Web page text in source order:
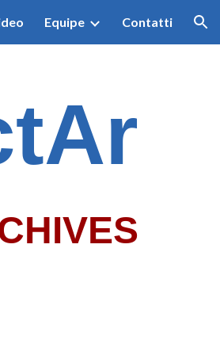
Equipe Contatti